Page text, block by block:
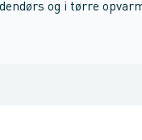
og i tørre